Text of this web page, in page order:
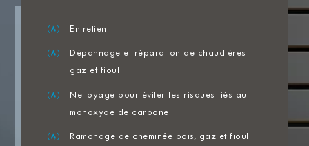
Entretien
Dépannage et réparation de chaudières
gaz et fioul
Nettoyage pour éviter les risques liés au
monoxyde de carbone
Ramonage de cheminée bois, gaz et fioul